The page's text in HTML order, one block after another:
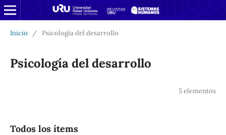
Inicio / Psicología del desarrollo
Psicología del desarrollo
5 elementos
Todos los ítems